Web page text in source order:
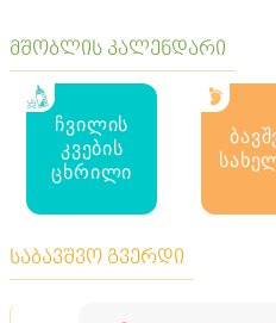
მშობლის კალენდარი
ჩვილის
კვების
ცხრილი
საბავშვო გვერდი